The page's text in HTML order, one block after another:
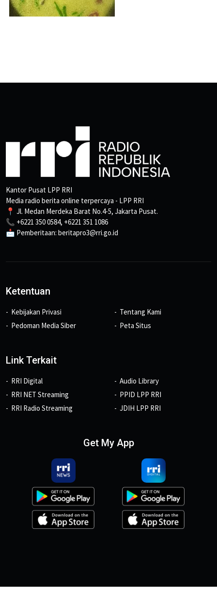
Kantor Pusat LPP RRI
Media radio berita online terpercaya - LPP RRI
📍 Jl. Medan Merdeka Barat No.4-5, Jakarta Pusat.
📞 +6221 350 0584, +6221 351 1086
📩 Pemberitaan: beritapro3@rri.go.id
Ketentuan
Kebijakan Privasi
Pedoman Media Siber
Tentang Kami
Peta Situs
Link Terkait
RRI Digital
RRI NET Streaming
RRI Radio Streaming
Audio Library
PPID LPP RRI
JDIH LPP RRI
Get My App